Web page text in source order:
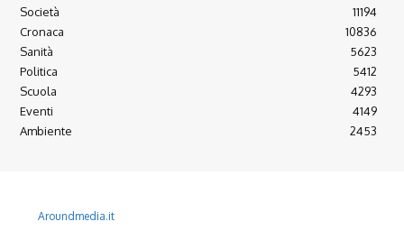
Società
11194
Cronaca
10836
Sanità
5623
Politica
5412
Scuola
4293
Eventi
4149
Ambiente
2453
Aroundmedia.it